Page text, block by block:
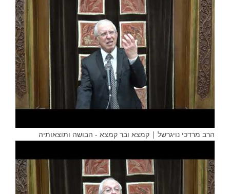
הרב מרדכי נויגרשל | קמצא ובר קמצא - הבושה ותוצאותיה